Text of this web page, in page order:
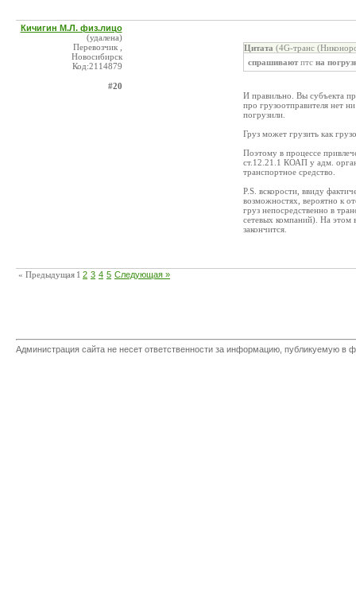
Кичигин М.Л. физ.лицо
(удалена)
Перевозчик ,
Новосибирск
Код:2114879
#20
Цитата (4G-транс
спрашиваютптс на
И правильно. Вы субъекта
про грузоотправителя нет
погрузили.
Груз может грузить как
Поэтому в процессе
ст.12.21.1 КОАП у адм.
транспортное средство.
P.S. вскорости, ввиду
возможностях, вероятно к
груз непосредственно в
сетевых компаний). На этом
закончится.
« Предыдущая 1 2 3 4 5 Следующая »
Администрация сайта не несет ответственности за информацию, публикуемую